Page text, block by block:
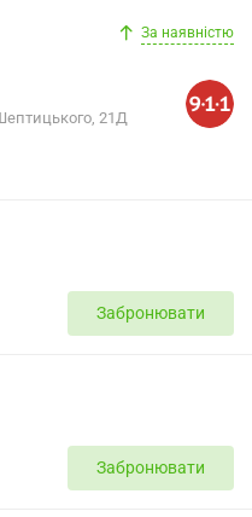
За наявністю
21Д
Забронювати
Забронювати